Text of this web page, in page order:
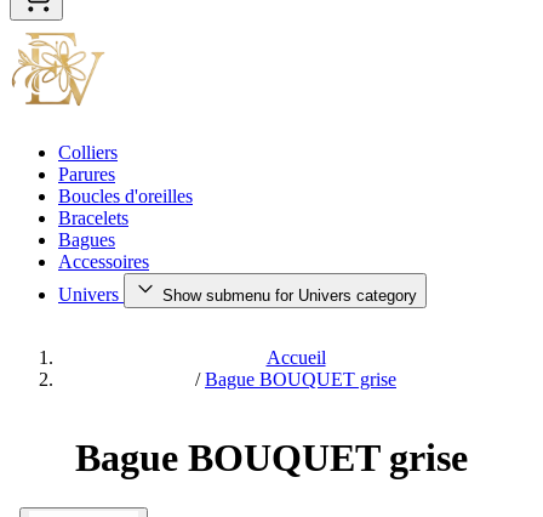
Colliers
Parures
Boucles d'oreilles
Bracelets
Bagues
Accessoires
Univers
Show submenu for Univers category
Accueil
/ Bague BOUQUET grise
Bague BOUQUET grise